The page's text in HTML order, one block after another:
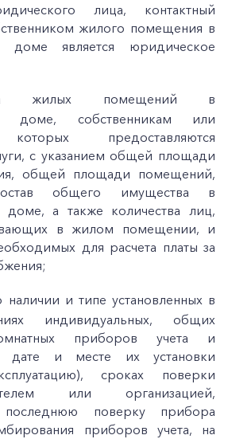
лица, контактный
жилого помещения в
доме является юридическое
жилых помещений в
доме, собственникам или
которых предоставляются
с указанием общей площади
общей площади помещений,
общего имущества в
доме, а также количества лиц,
в жилом помещении, и
для расчета платы за
наличии и типе установленных в
индивидуальных, общих
приборов учета и
дате и месте их установки
сроках поверки
или организацией,
последнюю поверку прибора
приборов учета, на